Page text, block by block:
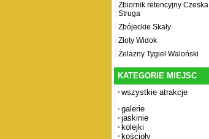
Zbiornik retencyjny Czeska
Struga
Zbójeckie Skały
Złoty Widok
Żelazny Tygiel Waloński
KATEGORIE MIEJSC
wszystkie atrakcje
galerie
jaskinie
kolejki
kościoły